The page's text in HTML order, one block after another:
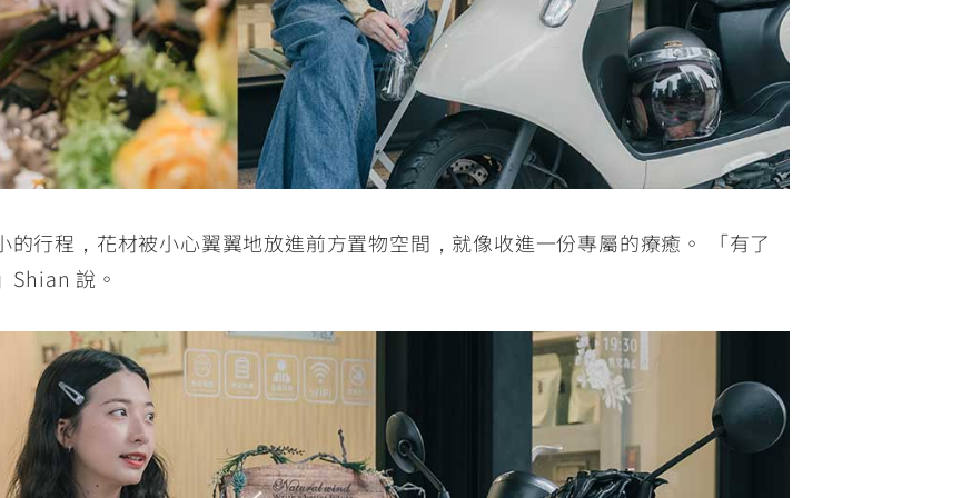
行程，花材被小心翼翼地放進前方置物空間，就像收進一份專屬的療癒。 「有了
Shian 說。